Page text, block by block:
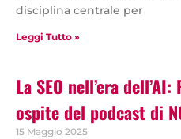
disciplina centrale per
Leggi Tutto »
La SEO nell’era
ospite del podcast di
15 Maggio 2025